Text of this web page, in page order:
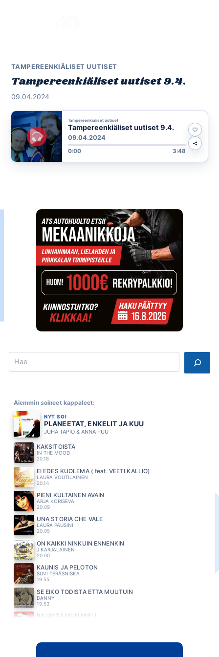
TAMPEREENKIÄLISET UUTISET
Tampereenkiäliset uutiset 9.4.
09.04.2024
Tampereenkiäliset uutiset
Tampereenkiäliset uutiset 9.4.
09.04.2024
0:00 3:48
Search
Aiemmin soineet kappaleet:
NYT SOI
PLANEETAT, ENKELIT JA KUU
JUHA TAPIO & ANNA PUU
KAKSITOISTA
IN THE MOOD
20.18
EI EDES KUOLEMA ( feat. VEETI KALLIO)
LAURA VOUTILAINEN
20.14
PIENI KULTAINEN AVAIN
ARJA KORISEVA
20.09
UNA STORIA CHE VALE
LAURA PAUSINI
20.05
ON KAIKKI NINKUIN ENNENKIN
J KARJALAINEN
20.00
KAUNIS JA PELOTON
SUVI TERÄSNISKA
19.55
SE EIKO TODISTA ETTA MUUTUIN
DANNY
19.53
RÄJÄYTÄ MUN MIELI
JESSE KAIKURANTA